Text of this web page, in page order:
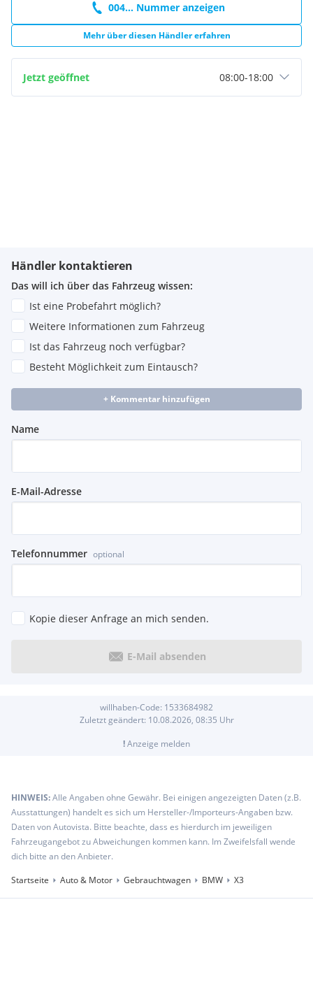
004... Nummer anzeigen
Mehr über diesen Händler erfahren
Jetzt geöffnet 08:00-18:00
Händler kontaktieren
Das will ich über das Fahrzeug wissen:
Ist eine Probefahrt möglich?
Weitere Informationen zum Fahrzeug
Ist das Fahrzeug noch verfügbar?
Besteht Möglichkeit zum Eintausch?
+ Kommentar hinzufügen
Name
E-Mail-Adresse
Telefonnummer optional
Kopie dieser Anfrage an mich senden.
E-Mail absenden
willhaben-Code: 1533684982
Zuletzt geändert: 10.08.2026, 08:35 Uhr
!Anzeige melden
HINWEIS:Alle Angaben ohne Gewähr. Bei einigen angezeigten Daten (z.B.
Ausstattungen) handelt es sich um Hersteller-/Importeurs-Angaben bzw.
Daten von Autovista. Bitte beachte, dass es hierdurch im jeweiligen
Fahrzeugangebot zu Abweichungen kommen kann. Im Zweifelsfall wende
dich bitte an den Anbieter.
Startseite
Auto & Motor Gebrauchtwagen BMW X3